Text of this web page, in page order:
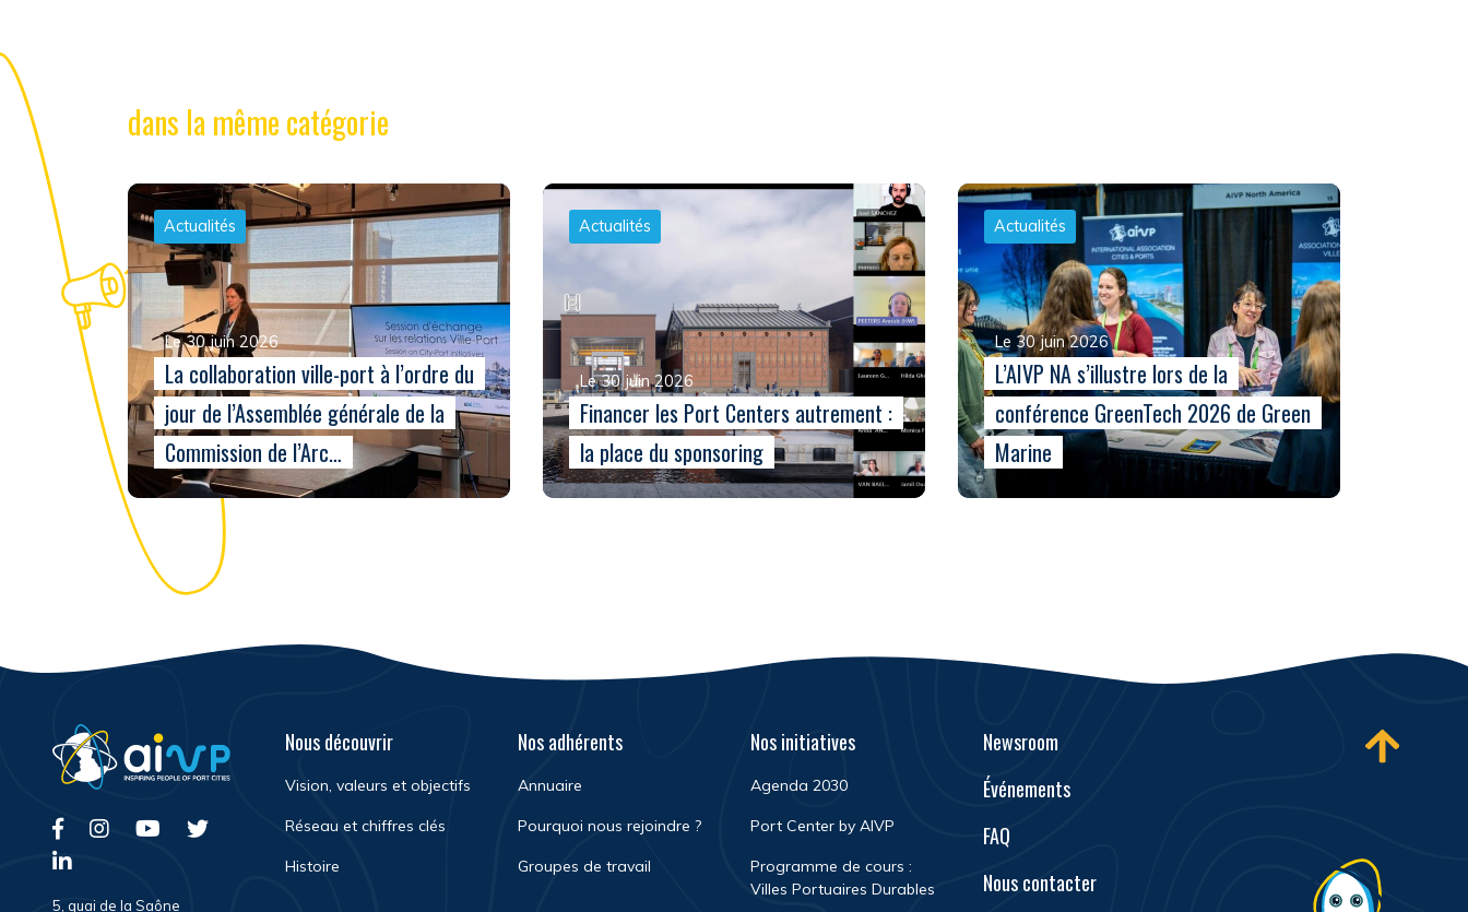
dans la même catégorie
Actualités
Le 30 juin 2026
La collaboration ville-port à l’ordre du
jour de l’Assemblée générale de la
Commission de l’Arc…
Actualités
Le 30 juin 2026
Financer les Port Centers autrement :
la place du sponsoring
Actualités
Le 30 juin 2026
L’AIVP NA s’illustre lors de la
conférence GreenTech 2026 de Green
Marine
5, quai de la Saône
Nous découvrir
Vision, valeurs et objectifs
Réseau et chiffres clés
Histoire
Nos adhérents
Annuaire
Pourquoi nous rejoindre ?
Groupes de travail
Nos initiatives
Agenda 2030
Port Center by AIVP
Programme de cours :
Villes Portuaires Durables
Newsroom
Événements
FAQ
Nous contacter